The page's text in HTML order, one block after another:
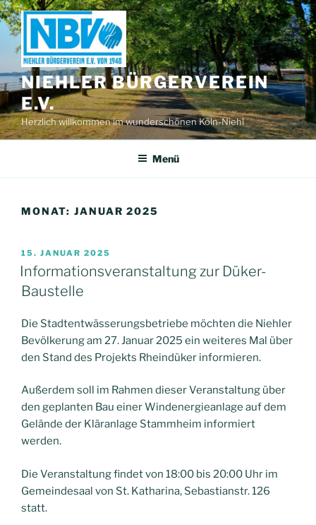
Zum
Inhalt
springen
NIEHLER BÜRGERVEREIN
E.V.
Herzlich willkommen im wunderschönen Köln-Niehl
Menü
MONAT: JANUAR 2025
VERÖFFENTLICHT
AM
15. JANUAR 2025
Informationsveranstaltung zur Düker-
Baustelle
Die Stadtentwässerungsbetriebe möchten die Niehler
Bevölkerung am 27. Januar 2025 ein weiteres Mal über
den Stand des Projekts Rheindüker informieren.
Außerdem soll im Rahmen dieser Veranstaltung über
den geplanten Bau einer Windenergieanlage auf dem
Gelände der Kläranlage Stammheim informiert
werden.
Die Veranstaltung findet von 18:00 bis 20:00 Uhr im
Gemeindesaal von St. Katharina, Sebastianstr. 126
statt.